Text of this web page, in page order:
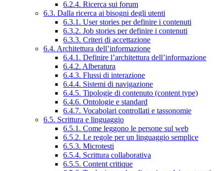
6.2.4. Ricerca sui forum
6.3. Dalla ricerca ai bisogni degli utenti
6.3.1. User stories per definire i contenuti
6.3.2. Job stories per definire i contenuti
6.3.3. Criteri di accettazione
6.4. Architettura dell’informazione
6.4.1. Definire l’architettura dell’informazione
6.4.2. Alberatura
6.4.3. Flussi di interazione
6.4.4. Sistemi di navigazione
6.4.5. Tipologie di contenuto (content type)
6.4.6. Ontologie e standard
6.4.7. Vocabolari controllati e tassonomie
6.5. Scrittura e linguaggio
6.5.1. Come leggono le persone sul web
6.5.2. Le regole per un linguaggio semplice
6.5.3. Microtesti
6.5.4. Scrittura collaborativa
6.5.5. Content critique